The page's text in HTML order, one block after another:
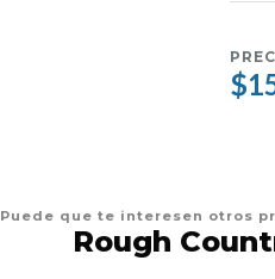
Puede que te interesen otros
Rough